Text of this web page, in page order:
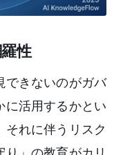
性
できないのがガバ
に活用するかとい
それに伴うリスク